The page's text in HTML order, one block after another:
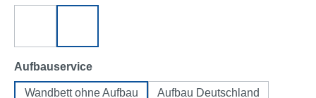
Aufbauserviceauswählen
Wandbett ohne Aufbau
Aufbau Deutschland